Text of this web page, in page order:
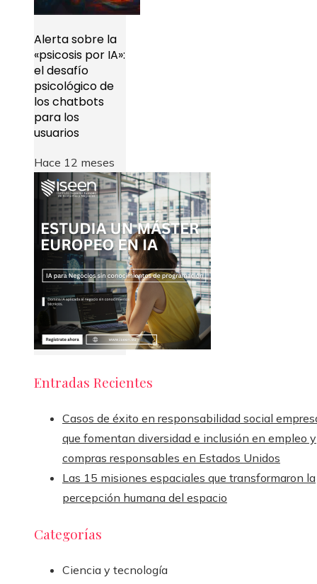
Alerta sobre la
«psicosis por IA»:
el desafío
psicológico de
los chatbots
para los
usuarios
Hace 12 meses
Entradas Recientes
Casos de éxito en responsabilidad social
que fomentan diversidad e inclusión en empleo y
compras responsables en Estados Unidos
Las 15 misiones espaciales que transformaron la
percepción humana del espacio
Categorías
Ciencia y tecnología